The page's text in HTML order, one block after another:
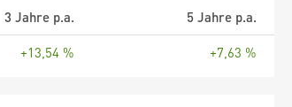
3 Jahre p.a.
5 Jahre p.a.
+13,54 % +7,63 %